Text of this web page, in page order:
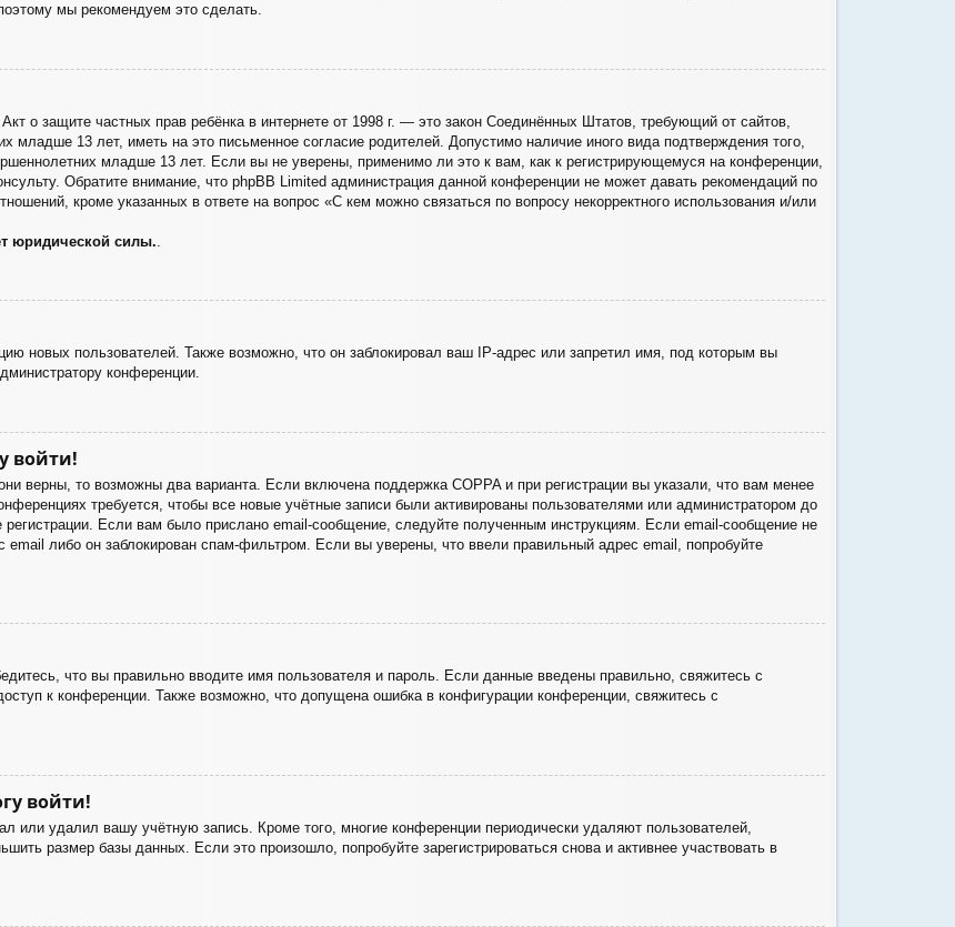
мы рекомендуем это сделать.
о защите частных прав ребёнка в интернете от 1998 г. — это закон Соединённых Штатов, требующий от сайтов,
младше 13 лет, иметь на это письменное согласие родителей. Допустимо наличие иного вида подтверждения того,
младше 13 лет. Если вы не уверены, применимо ли это к вам, как к регистрирующемуся на конференции,
Обратите внимание, что phpBB Limited администрация данной конференции не может давать рекомендаций по
кроме указанных в ответе на вопрос «С кем можно связаться по вопросу некорректного использования и/или
юридической силы.
новых пользователей. Также возможно, что он заблокировал ваш IP-адрес или запретил имя, под которым вы
конференции.
войти!
верны, то возможны два варианта. Если включена поддержка COPPA и при регистрации вы указали, что вам менее
требуется, чтобы все новые учётные записи были активированы пользователями или администратором до
Если вам было прислано email-сообщение, следуйте полученным инструкциям. Если email-сообщение не
либо он заблокирован спам-фильтром. Если вы уверены, что ввели правильный адрес email, попробуйте
что вы правильно вводите имя пользователя и пароль. Если данные введены правильно, свяжитесь с
к конференции. Также возможно, что допущена ошибка в конфигурации конференции, свяжитесь с
войти!
или удалил вашу учётную запись. Кроме того, многие конференции периодически удаляют пользователей,
размер базы данных. Если это произошло, попробуйте зарегистрироваться снова и активнее участвовать в